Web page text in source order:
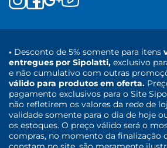
• Desconto de 5% somente para itens
entregues por Sipolatti, exclusivo
e não cumulativo com outras
válido para produtos em oferta.
pagamento exclusivos para o Site
não refletirem os valores da rede de
validade somente para o dia de hoje
os estoques. O preço válido será o
compras, no momento da finalização